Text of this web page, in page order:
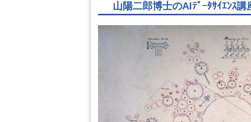
山陽二郎博士のAIﾃﾞｰﾀｻｲｴﾝｽ講